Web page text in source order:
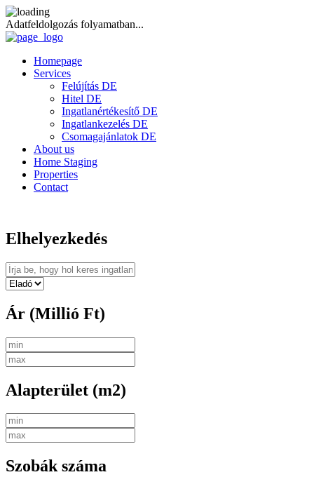
Adatfeldolgozás folyamatban...
Homepage
Services
Felújítás DE
Hitel DE
Ingatlanértékesítő DE
Ingatlankezelés DE
Csomagajánlatok DE
About us
Home Staging
Properties
Contact
Elhelyezkedés
Ár (Millió Ft)
Alapterület (m2)
Szobák száma